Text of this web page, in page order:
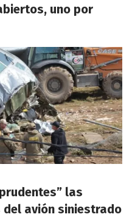
uno por
las
avión siniestrado